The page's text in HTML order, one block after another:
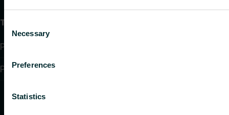
Consent
Selection
Necessary
Preferences
Statistics
Teave
Privacy policy
Purchase terms and conditions